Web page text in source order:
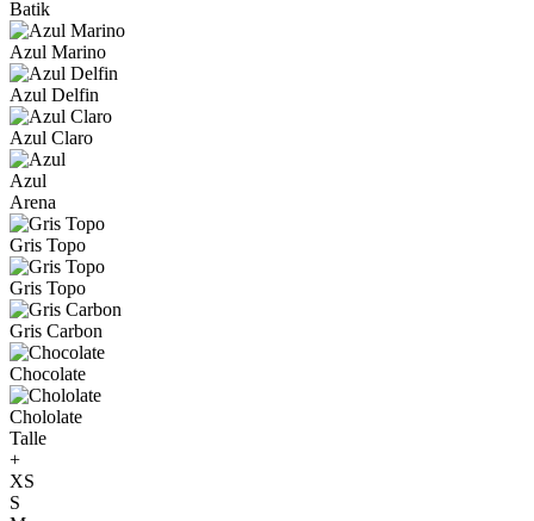
Batik
Azul Marino
Azul Delfin
Azul Claro
Azul
Arena
Gris Topo
Gris Topo
Gris Carbon
Chocolate
Chololate
Talle
+
XS
S